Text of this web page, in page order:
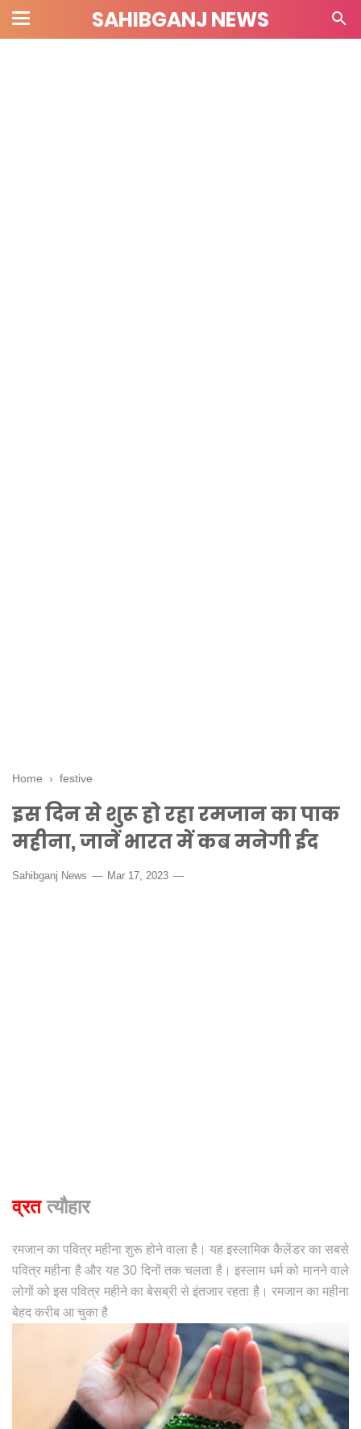
SAHIBGANJ NEWS
Home › festive
इस दिन से शुरू हो रहा रमजान का पाक
महीना, जानें भारत में कब मनेगी ईद
Sahibganj News Mar 17, 2023
व्रतत्यौहार
रमजान का पवित्र महीना शुरू होने वाला है। यह इस्लामिक कैलेंडर का सबसे
पवित्र महीना है और यह 30 दिनों तक चलता है। इस्लाम धर्म को मानने वाले
लोगों को इस पवित्र महीने का बेसब्री से इंतजार रहता है। रमजान का महीना
बेहद करीब आ चुका है